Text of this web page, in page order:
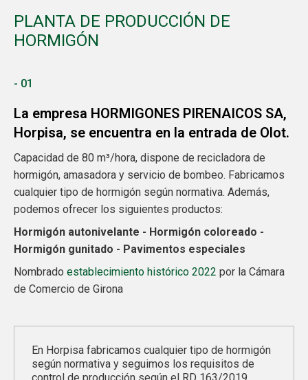
PLANTA DE PRODUCCIÓN DE
HORMIGÓN
- 01
La empresa HORMIGONES PIRENAICOS SA,
Horpisa, se encuentra en la entrada de Olot.
Capacidad de 80 m³/hora, dispone de recicladora de
hormigón, amasadora y servicio de bombeo. Fabricamos
cualquier tipo de hormigón según normativa. Además,
podemos ofrecer los siguientes productos:
Hormigón autonivelante - Hormigón coloreado -
Hormigón gunitado - Pavimentos especiales
Nombrado establecimiento histórico 2022 por la Cámara
de Comercio de Girona
En Horpisa fabricamos cualquier tipo de hormigón
según normativa y seguimos los requisitos de